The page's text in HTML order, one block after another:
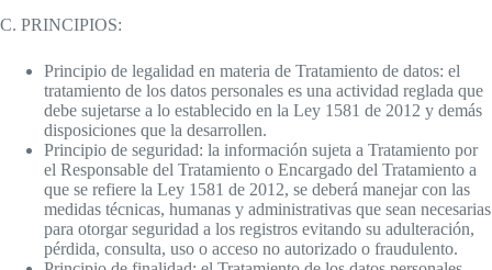
C. PRINCIPIOS:
Principio de legalidad en materia de Tratamiento de datos: el
tratamiento de los datos personales es una actividad reglada que
debe sujetarse a lo establecido en la Ley 1581 de 2012 y demás
disposiciones que la desarrollen.
Principio de seguridad: la información sujeta a Tratamiento por
el Responsable del Tratamiento o Encargado del Tratamiento a
que se refiere la Ley 1581 de 2012, se deberá manejar con las
medidas técnicas, humanas y administrativas que sean necesarias
para otorgar seguridad a los registros evitando su adulteración,
pérdida, consulta, uso o acceso no autorizado o fraudulento.